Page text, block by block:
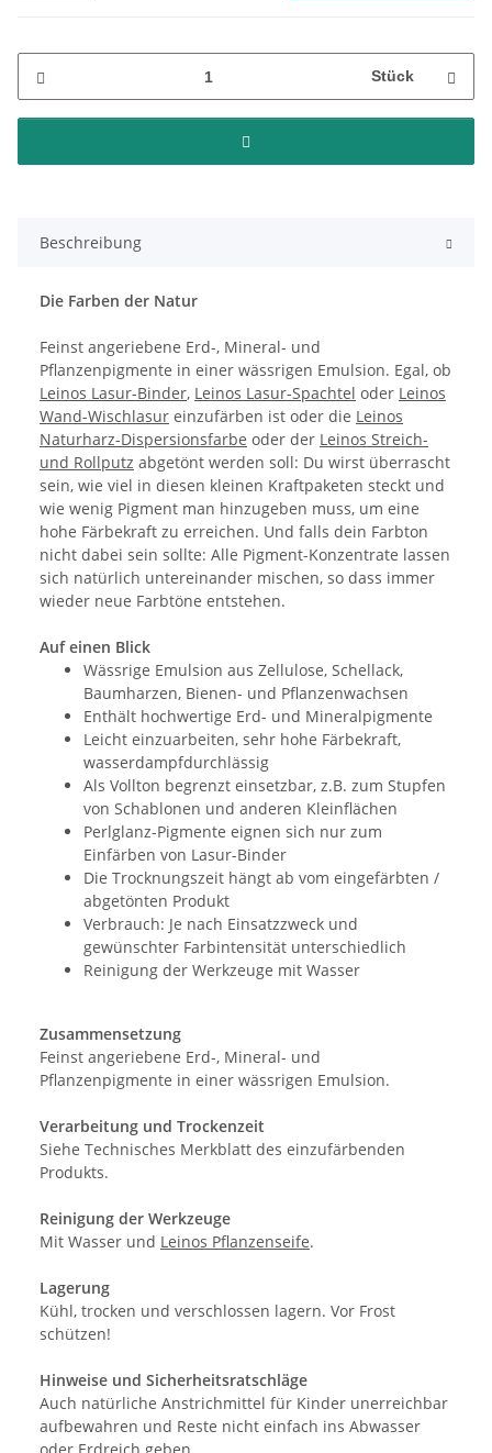
Stück
Beschreibung
Die Farben der Natur
Feinst angeriebene Erd-, Mineral- und
Pflanzenpigmente in einer wässrigen Emulsion. Egal, ob
Leinos Lasur-Binder, Leinos Lasur-Spachtel oder Leinos
Wand-Wischlasur einzufärben ist oder die Leinos
Naturharz-Dispersionsfarbe oder der Leinos Streich-
und Rollputz abgetönt werden soll: Du wirst überrascht
sein, wie viel in diesen kleinen Kraftpaketen steckt und
wie wenig Pigment man hinzugeben muss, um eine
hohe Färbekraft zu erreichen. Und falls dein Farbton
nicht dabei sein sollte: Alle Pigment-Konzentrate lassen
sich natürlich untereinander mischen, so dass immer
wieder neue Farbtöne entstehen.
Auf einen Blick
Wässrige Emulsion aus Zellulose, Schellack,
Baumharzen, Bienen- und Pflanzenwachsen
Enthält hochwertige Erd- und Mineralpigmente
Leicht einzuarbeiten, sehr hohe Färbekraft,
wasserdampfdurchlässig
Als Vollton begrenzt einsetzbar, z.B. zum Stupfen
von Schablonen und anderen Kleinflächen
Perlglanz-Pigmente eignen sich nur zum
Einfärben von Lasur-Binder
Die Trocknungszeit hängt ab vom eingefärbten /
abgetönten Produkt
Verbrauch: Je nach Einsatzzweck und
gewünschter Farbintensität unterschiedlich
Reinigung der Werkzeuge mit Wasser
Zusammensetzung
Feinst angeriebene Erd-, Mineral- und
Pflanzenpigmente in einer wässrigen Emulsion.
Verarbeitung und Trockenzeit
Siehe Technisches Merkblatt des einzufärbenden
Produkts.
Reinigung der Werkzeuge
Mit Wasser und Leinos Pflanzenseife.
Lagerung
Kühl, trocken und verschlossen lagern. Vor Frost
schützen!
Hinweise und Sicherheitsratschläge
Auch natürliche Anstrichmittel für Kinder unerreichbar
aufbewahren und Reste nicht einfach ins Abwasser